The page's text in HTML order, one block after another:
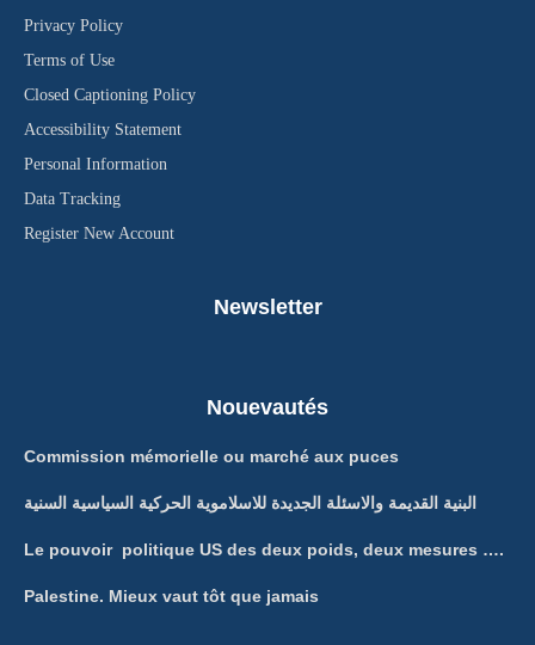
Privacy Policy
Terms of Use
Closed Captioning Policy
Accessibility Statement
Personal Information
Data Tracking
Register New Account
Newsletter
Nouevautés
Commission mémorielle ou marché aux puces
البنية القديمة والاسئلة الجديدة للاسلاموية الحركية السياسية السنية
Le pouvoir politique US des deux poids, deux mesures ….
Palestine. Mieux vaut tôt que jamais